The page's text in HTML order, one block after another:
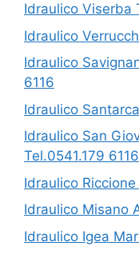
Idraulico Viserba
Idraulico
Idraulico
6116
Idraulico
Idraulico San
Tel.0541.179 6116
Idraulico
Idraulico Misano
Idraulico Igea